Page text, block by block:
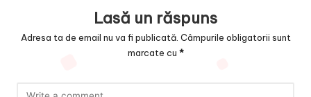
Lasă un răspuns
Adresa ta de email nu va fi publicată. Câmpurile obligatorii sunt
marcate cu *